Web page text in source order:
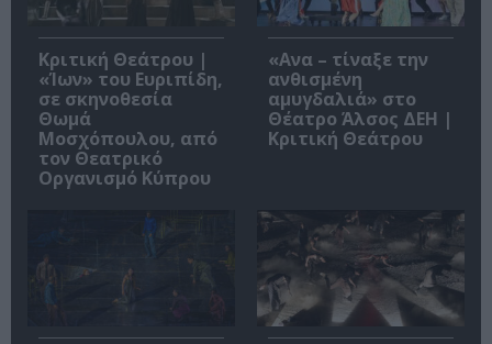
Κριτική Θεάτρου |
«Ίων» του Ευριπίδη,
σε σκηνοθεσία
Θωμά
Μοσχόπουλου, από
τον Θεατρικό
Οργανισμό Κύπρου
«Ανα – τίναξε την
ανθισμένη
αμυγδαλιά» στο
Θέατρο Άλσος ΔΕΗ |
Κριτική Θεάτρου